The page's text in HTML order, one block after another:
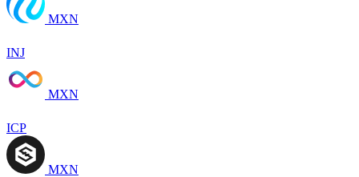
MXN
INJ
MXN
ICP
MXN